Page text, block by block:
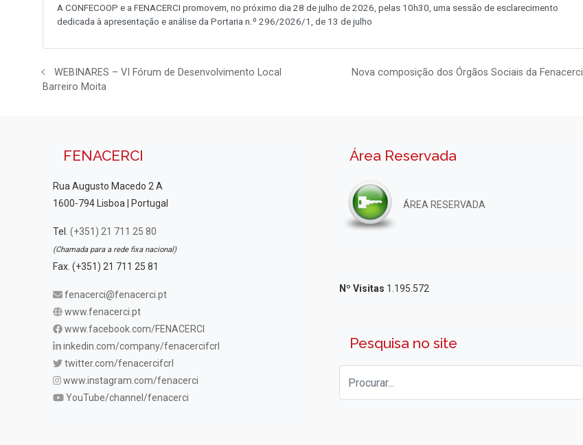
A CONFECOOP e a FENACERCI promovem, no próximo dia 28 de julho de 2026, pelas 10h30, uma sessão de esclarecimento
dedicada à apresentação e análise da Portaria n.º 296/2026/1, de 13 de julho
WEBINARES – VI Fórum de Desenvolvimento Local
Barreiro Moita
Nova composição dos Órgãos Sociais da Fenacerci
FENACERCI
Rua Augusto Macedo 2 A
1600-794 Lisboa | Portugal
Tel. (+351) 21 711 25 80
(Chamada para a rede fixa nacional)
Fax. (+351) 21 711 25 81
fenacerci@fenacerci.pt
www.fenacerci.pt
www.facebook.com/FENACERCI
inkedin.com/company/fenacercifcrl
twitter.com/fenacercifcrl
www.instagram.com/fenacerci
YouTube/channel/fenacerci
Área Reservada
ÁREA RESERVADA
Nº Visitas 1.195.572
Pesquisa no site